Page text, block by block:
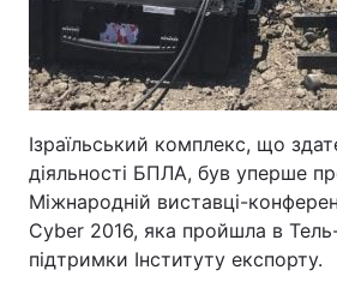
Ізраїльський комплекс, що
діяльності БПЛА, був уперше
Міжнародній виставці-
Cyber ​​2016, яка пройшла в Тель-
підтримки Інституту експорту.